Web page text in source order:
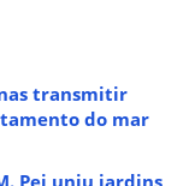
transmitir
do mar
Pei uniu jardins